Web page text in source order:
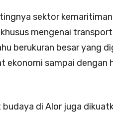
sektor
mengenai
berukuran besar yang
ekonomi sampai dengan
di Alor juga